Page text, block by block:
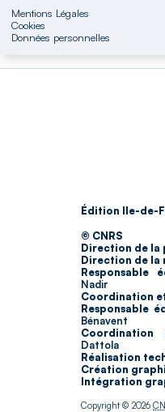
Mentions Légales
Cookies
Données personnelles
Édition Ile-de-
© CNRS
Direction de la
Direction de la
Responsable
Nadir
Coordination
Responsable
Bénavent
Dattola
Réalisation
Création
Intégration
Copyright © 2026